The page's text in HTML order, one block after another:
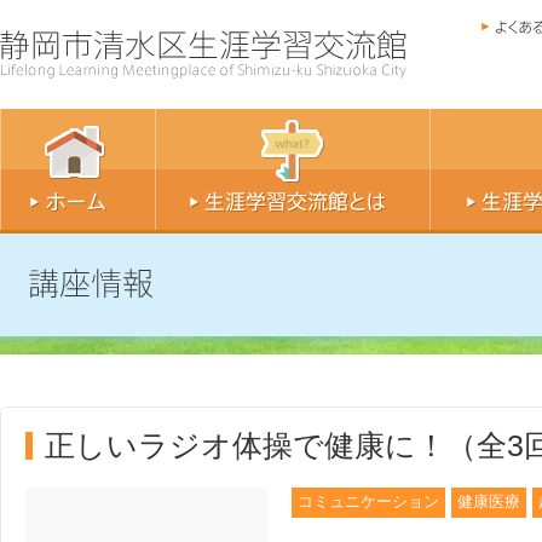
正しいラジオ体操で健康に！（全3
コミュニケーション 健康医療